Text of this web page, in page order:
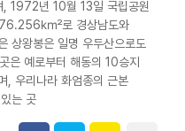
1972년 10월 13일 국립공원
76.256㎢로 경상남도와
상왕봉은 일명 우두산으로도
은 예로부터 해동의 10승지
, 우리나라 화엄종의 근본
는 곳